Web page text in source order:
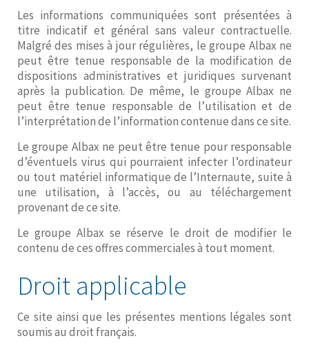
Les informations communiquées sont présentées à
titre indicatif et général sans valeur contractuelle.
Malgré des mises à jour régulières, le groupe Albax ne
peut être tenue responsable de la modification de
dispositions administratives et juridiques survenant
après la publication. De même, le groupe Albax ne
peut être tenue responsable de l’utilisation et de
l’interprétation de l’information contenue dans ce site.
Le groupe Albax ne peut être tenue pour responsable
d’éventuels virus qui pourraient infecter l’ordinateur
ou tout matériel informatique de l’Internaute, suite à
une utilisation, à l’accès, ou au téléchargement
provenant de ce site.
Le groupe Albax se réserve le droit de modifier le
contenu de ces offres commerciales à tout moment.
Droit applicable
Ce site ainsi que les présentes mentions légales sont
soumis au droit français.